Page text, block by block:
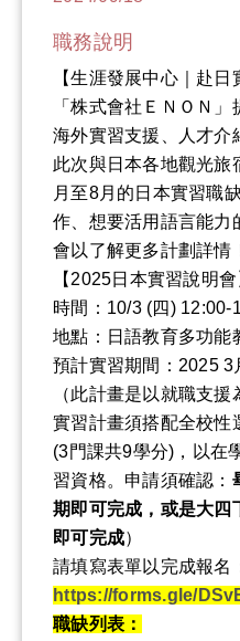
職務說明
【生涯發展中心｜赴日
「株式會社ＥＮＯＮ」
海外實習支援、人才介
此次與日本各地觀光旅
月至8月的日本實習職
作、想要活用語言能力
會以了解更多計劃詳情
【2025日本實習說明會
時間：10/3 (四) 12:00-
地點：日語教育多功能
預計實習期間：2025 3
（此計畫是以就職支援
實習計畫須搭配全校性
(3門課共9學分)，以在
習資格。申請須確認：
期即可完成，或是大四
即可完成）
請填寫表單以完成報名
https://forms.gle/
職缺列表：